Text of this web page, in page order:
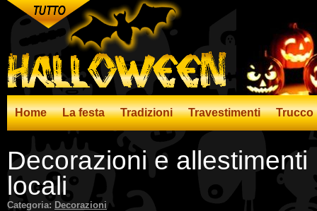
Home La festa Tradizioni Travestimenti Trucco
Decorazioni e
locali
Categoria: Decorazioni